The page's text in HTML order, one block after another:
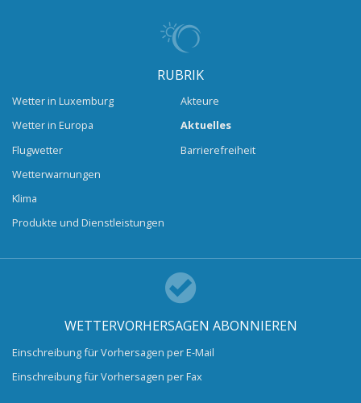
RUBRIK
Wetter in Luxemburg
Wetter in Europa
Flugwetter
Wetterwarnungen
Klima
Produkte und Dienstleistungen
Akteure
Aktuelles
Barrierefreiheit
WETTERVORHERSAGEN ABONNIEREN
Einschreibung für Vorhersagen per E-Mail
Einschreibung für Vorhersagen per Fax